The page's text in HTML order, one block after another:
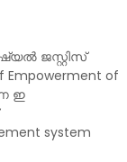
ജസ്റ്റിസ്
of
ഇ
system